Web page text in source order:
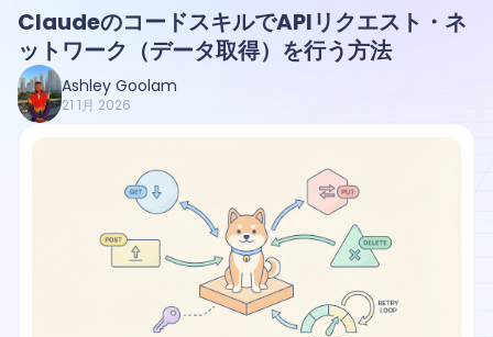
ClaudeのコードスキルでAPIリクエスト・ネ
ットワーク（データ取得）を行う方法
Ashley Goolam
21 1月 2026